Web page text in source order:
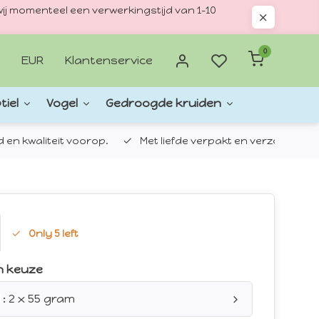
een verwerkingstijd van 1–10
EUR Klantenservice
0
Vogel Gedroogde kruiden
en kwaliteit voorop. Met liefde verpakt en verzonden.
Only 5 left
keuze
2 x 55 gram